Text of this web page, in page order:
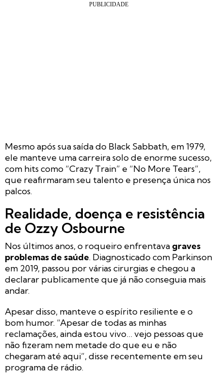
Mesmo após sua saída do Black Sabbath, em 1979,
ele manteve uma carreira solo de enorme sucesso,
com hits como “Crazy Train” e “No More Tears”,
que reafirmaram seu talento e presença única nos
palcos.
Realidade, doença e resistência
de Ozzy Osbourne
Nos últimos anos, o roqueiro enfrentava graves
problemas de saúde. Diagnosticado com Parkinson
em 2019, passou por várias cirurgias e chegou a
declarar publicamente que já não conseguia mais
andar.
Apesar disso, manteve o espírito resiliente e o
bom humor. “Apesar de todas as minhas
reclamações, ainda estou vivo… vejo pessoas que
não fizeram nem metade do que eu e não
chegaram até aqui”, disse recentemente em seu
programa de rádio.